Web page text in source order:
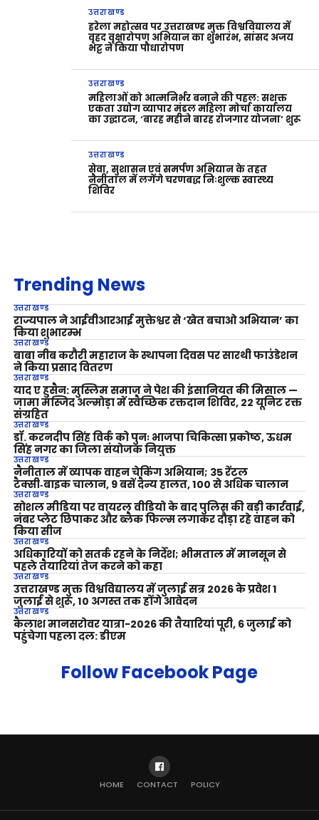
उत्तराखण्ड
हरेला महोत्सव पर उत्तराखण्ड मुक्त विश्वविद्यालय में
वृहद वृक्षारोपण अभियान का शुभारंभ, सांसद अजय
भट्ट ने किया पौधारोपण
उत्तराखण्ड
महिलाओं को आत्मनिर्भर बनाने की पहल: सशक्त
एकता उद्योग व्यापार मंडल महिला मोर्चा कार्यालय
का उद्घाटन, ‘बारह महीने बारह रोजगार योजना’ शुरू
उत्तराखण्ड
सेवा, सुशासन एवं समर्पण अभियान के तहत
नैनीताल में लगेंगे चरणबद्ध निःशुल्क स्वास्थ्य
शिविर
Trending News
उत्तराखण्ड
राज्यपाल ने आईवीआरआई मुक्तेश्वर से ‘खेत बचाओ अभियान’ का
किया शुभारम्भ
उत्तराखण्ड
बाबा नीब करौरी महाराज के स्थापना दिवस पर सारथी फाउंडेशन
ने किया प्रसाद वितरण
उत्तराखण्ड
याद ए हुसैन: मुस्लिम समाज ने पेश की इंसानियत की मिसाल —
जामा मस्जिद अल्मोड़ा में स्वैच्छिक रक्तदान शिविर, 22 यूनिट रक्त
संग्रहित
उत्तराखण्ड
डॉ. करनदीप सिंह विर्क को पुनः भाजपा चिकित्सा प्रकोष्ठ, ऊधम
सिंह नगर का जिला संयोजक नियुक्त
उत्तराखण्ड
नैनीताल में व्यापक वाहन चेकिंग अभियान; 35 रेंटल
टैक्सी‑बाइक चालान, 9 बसें दैन्य हालत, 100 से अधिक चालान
उत्तराखण्ड
सोशल मीडिया पर वायरल वीडियो के बाद पुलिस की बड़ी कार्रवाई,
नंबर प्लेट छिपाकर और ब्लैक फिल्म लगाकर दौड़ा रहे वाहन को
किया सीज
उत्तराखण्ड
अधिकारियों को सतर्क रहने के निर्देश; भीमताल में मानसून से
पहले तैयारियां तेज करने को कहा
उत्तराखण्ड
उत्तराखण्ड मुक्त विश्वविद्यालय में जुलाई सत्र 2026 के प्रवेश 1
जुलाई से शुरू, 10 अगस्त तक होंगे आवेदन
उत्तराखण्ड
कैलाश मानसरोवर यात्रा-2026 की तैयारियां पूरी, 6 जुलाई को
पहुंचेगा पहला दल: डीएम
Follow Facebook Page
HOME CONTACT POLICY